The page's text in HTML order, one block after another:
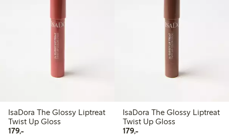
IsaDora The Glossy Liptreat
Twist Up Gloss
179,-179,00 kr
IsaDora The Glossy Liptreat
Twist Up Gloss
179,-179,00 kr